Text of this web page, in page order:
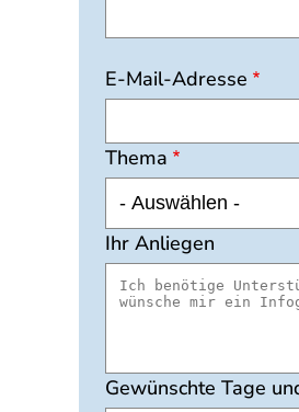
E-Mail-Adresse
Thema
Ihr Anliegen
Gewünschte Tage